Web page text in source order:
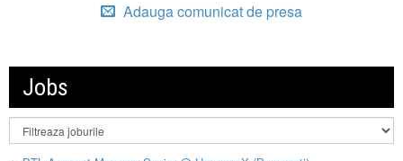
Adauga comunicat de presa
Jobs